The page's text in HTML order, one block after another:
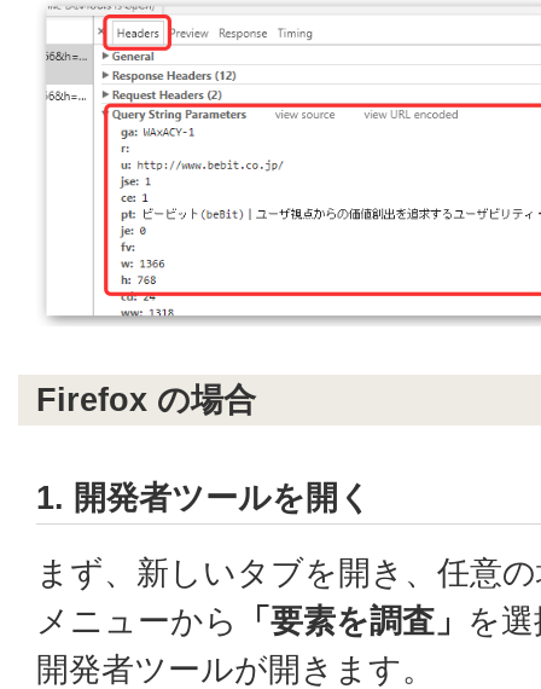
Firefox の場合
1. 開発者ツールを開く
まず、新しいタブを開き、任意
メニューから
「要素を調査」 を
開発者ツールが開きます。